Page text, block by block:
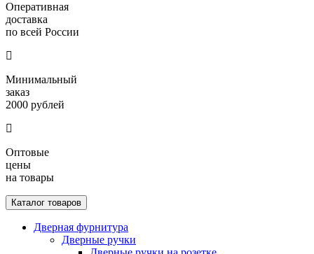
Оперативная
доставка
по всей России
Минимальный
заказ
2000 рублей
Оптовые
цены
на товары
Каталог товаров
Дверная фурнитура
Дверные ручки